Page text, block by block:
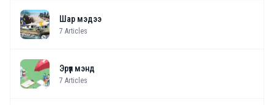
Шар мэдээ
7 Articles
Эрүүл мэнд
7 Articles